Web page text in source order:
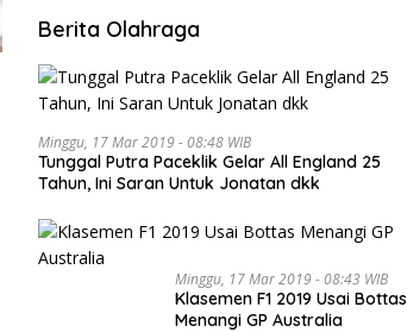
Berita Olahraga
Minggu, 17 Mar 2019 - 08:48 WIB
Tunggal Putra Paceklik Gelar All England 25
Tahun, Ini Saran Untuk Jonatan dkk
Minggu, 17 Mar 2019 - 08:43 WIB
Klasemen F1 2019 Usai Bottas
Menangi GP Australia